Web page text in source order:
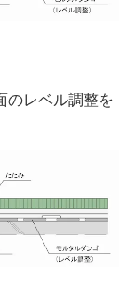
のレベル調整を